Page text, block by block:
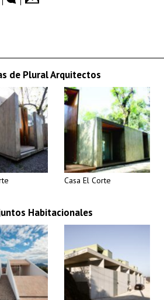
de Plural Arquitectos
Casa El Corte
Habitacionales